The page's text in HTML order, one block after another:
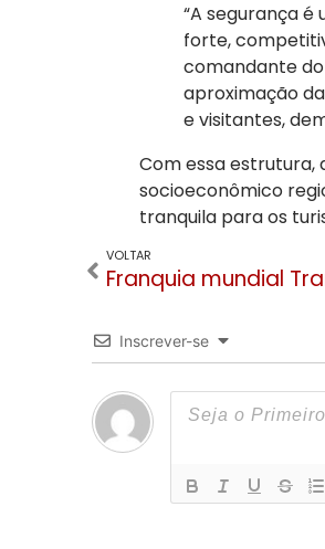
“A segurança
forte,
comandante do
aproximação
e visitantes,
Com essa estrutura,
socioeconômico
tranquila para os
VOLTAR
Inscrever-se